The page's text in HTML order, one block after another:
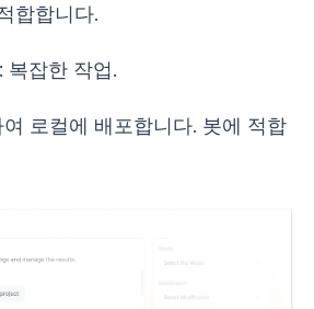
합합니다.
복잡한 작업.
로컬에 배포합니다. 봇에 적합